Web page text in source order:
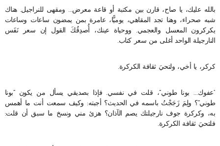
بالله عليك، يا صاح، قارن بين مكتبة أو قاعة معرض… ومقهى للنراجيل. هناك
شبه صحراء، وهنا تجد المقاهي، يوميًّا، عامرة بمن يمضون ساعات وساعات
يكركرون المعسل والعجمي. ووحياة عينك، أُصدِقُكَ القول إن سعر نَفَس
النارجيلة الواحد أغلى من سعر كتاب.
كركر، يا أخي، ولتحيَ ثقافة الكركرة.
“عفوك… بونا طوني”، قلت في نفسي. فإذا بصديقي يسأل من يكون “بونا
طوني”؟ ولِمَ زَجَجْتُ باسمه في الحديث؟ أجبته: وكيف سمعت أنت ما أهمس
به، وكركرة جوف نارجيلتك يصم الآذان؟ هزئ مني ونسخ ما سبق أن قلت:
فلتحيَ ثقافة الكركرة.